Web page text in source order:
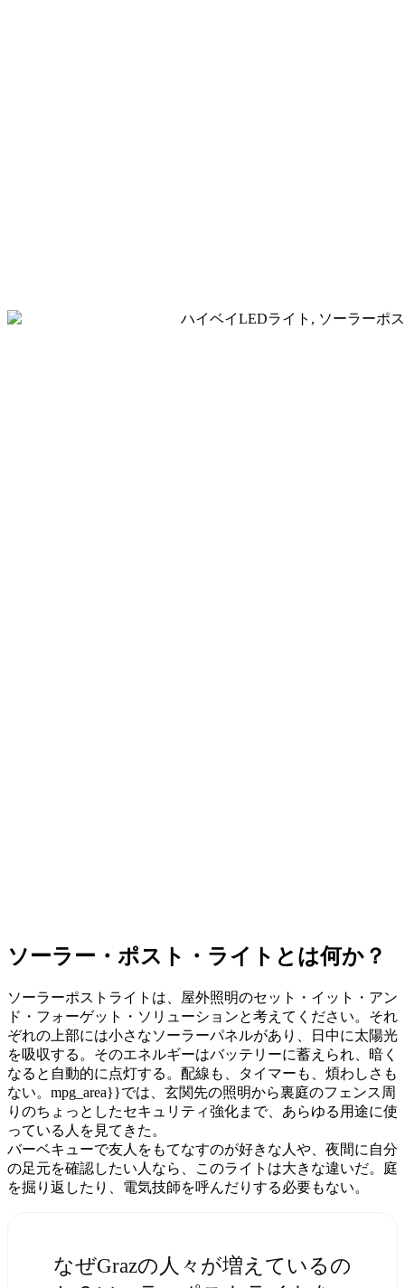
ソーラー・ポスト・ライトとは何か？
ソーラーポストライトは、屋外照明のセット・イット・アン
ド・フォーゲット・ソリューションと考えてください。それ
ぞれの上部には小さなソーラーパネルがあり、日中に太陽光
を吸収する。そのエネルギーはバッテリーに蓄えられ、暗く
なると自動的に点灯する。配線も、タイマーも、煩わしさも
ない。mpg_area}}では、玄関先の照明から裏庭のフェンス周
りのちょっとしたセキュリティ強化まで、あらゆる用途に使
っている人を見てきた。
バーベキューで友人をもてなすのが好きな人や、夜間に自分
の足元を確認したい人なら、このライトは大きな違いだ。庭
を掘り返したり、電気技師を呼んだりする必要もない。
なぜGrazの人々が増えているの